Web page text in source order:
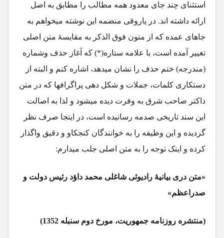
استثنای چند جای معدود همه مطالب را مطابق به اصل
ارائه داشته اند. در پاروقی منضمه این نوشته میخواهم به
جاهای عمده که از متون فوق الذکر به مقایسۀ متن اصلی
تغییر آمده است، با علامه ستاره(*) که آغاز حذف وشماره
(مندرجه) ختم حذف را نشان میدهد، اشاره کنم و البته از
دستکاری کلمات، جملات و شکل دهی پراگرافها که در متن
داکتر صاحب شرق به وفرت دیده میشود و لذا به اصالت
این سند تاریخی صدمه رسانیده است، در اینجا صرف نظر
گردیده و این وظیفه را به خوانندگان کنجکاو و دقیق واگذار
کرده و اینک توجه را به متن اصلی جلب میدارم:
«متن دری بیانیۀ رادیوئی شاغلی محمد داؤد رئیس دولت و
صدراعظم»
(منتشره روزنامه جمهوریت، مورخ دوم سنبله 1352)